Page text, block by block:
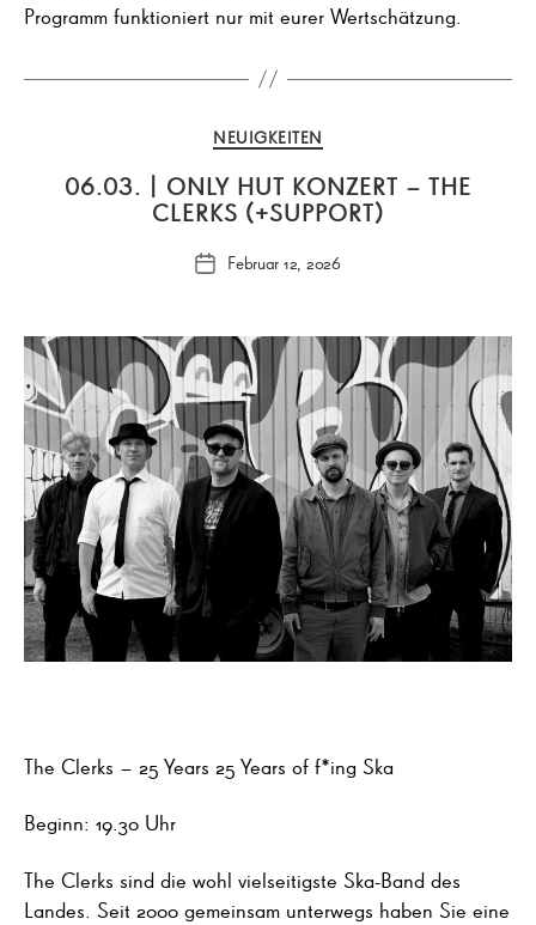
Programm funktioniert nur mit eurer Wertschätzung.
Kategorien
NEUIGKEITEN
06.03. | ONLY HUT KONZERT – THE
CLERKS (+SUPPORT)
Veröffentlichungsdatum
Februar 12, 2026
The Clerks – 25 Years 25 Years of f*ing Ska
Beginn: 19.30 Uhr
The Clerks sind die wohl vielseitigste Ska-Band des
Landes. Seit 2000 gemeinsam unterwegs haben Sie eine